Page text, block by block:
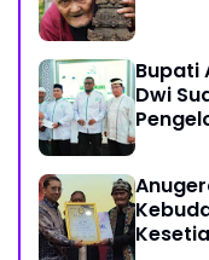
Bupati
Dwi